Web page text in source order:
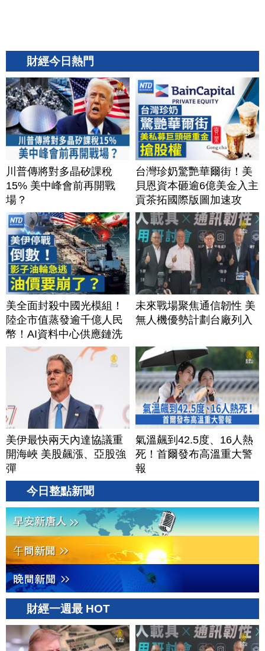
財經今日熱門
川普傳將對多晶矽課稅
15% 美中峰會前再開戰
場？
台灣珍奶驚艷華爾街！美
貝恩資本砸逾6億美金入主
貢茶拓國際版圖加速攻
美？｜#財經新聞｜
20260806(四)
美全面封殺中國光模組！
陸企市值蒸發逾千億人民
幣！AI資料中心供應鏈洗
牌？台灣喜迎轉單！成關
鍵樞紐？｜#財經新聞
│20260805 (三)
未來戰場聚焦通信韌性 美
無人機優勢計劃台廠列入
美伊最快兩天內達協議重
開海峽 美股飆漲、亞股強
彈
氣溫飆到42.5度、16人熱
死！首爾發布高溫重大警
報
今日整點新聞
財經一週最 HOT